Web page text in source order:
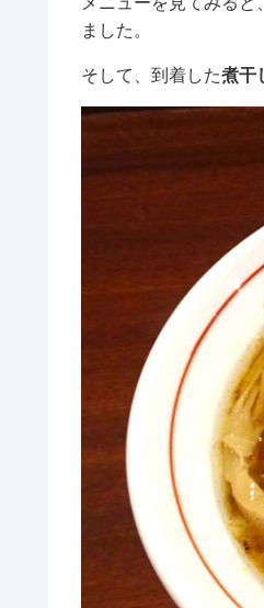
ました。
そして、到着した煮干